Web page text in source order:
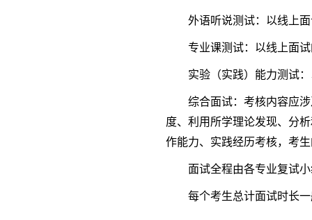
外语听说测试：以线上
专业课测试：以线上面
实验（实践）能力测试
综合面试：考核内容应
度、利用所学理论发现、分
作能力、实践经历考核，考
面试全程由各专业复试
每个考生总计面试时长